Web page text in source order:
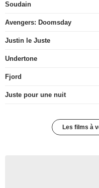
Soudain
Avengers: Doomsday
Justin le Juste
Undertone
Fjord
Juste pour une nuit
Les films à